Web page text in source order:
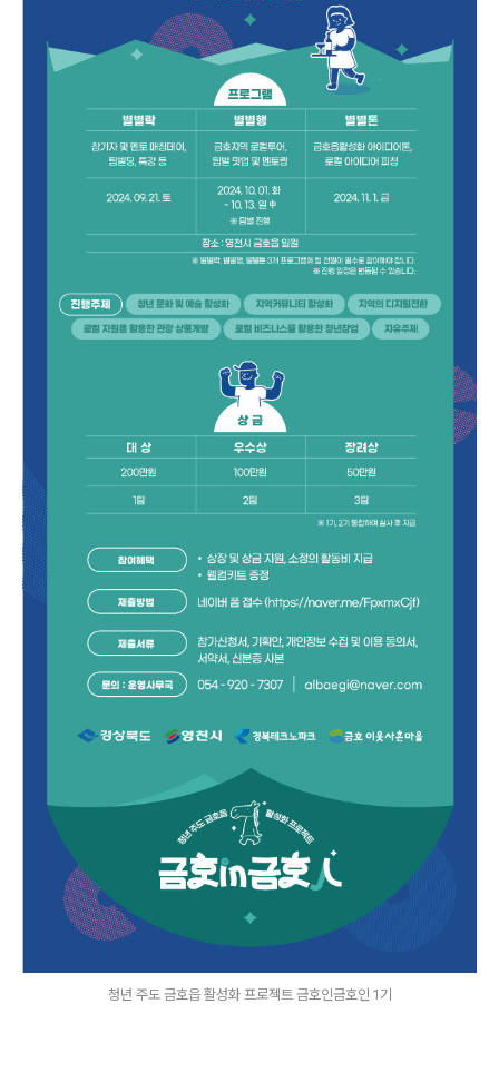
청년 주도 금호읍 활성화 프로젝트 금호인금호인 1기